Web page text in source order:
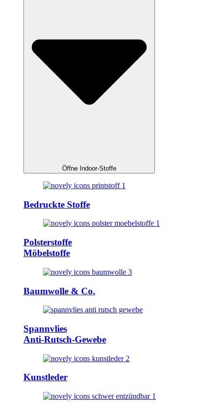
Öffne Indoor-Stoffe
Bedruckte Stoffe
Polsterstoffe
Möbelstoffe
Baumwolle & Co.
Spannvlies
Anti-Rutsch-Gewebe
Kunstleder